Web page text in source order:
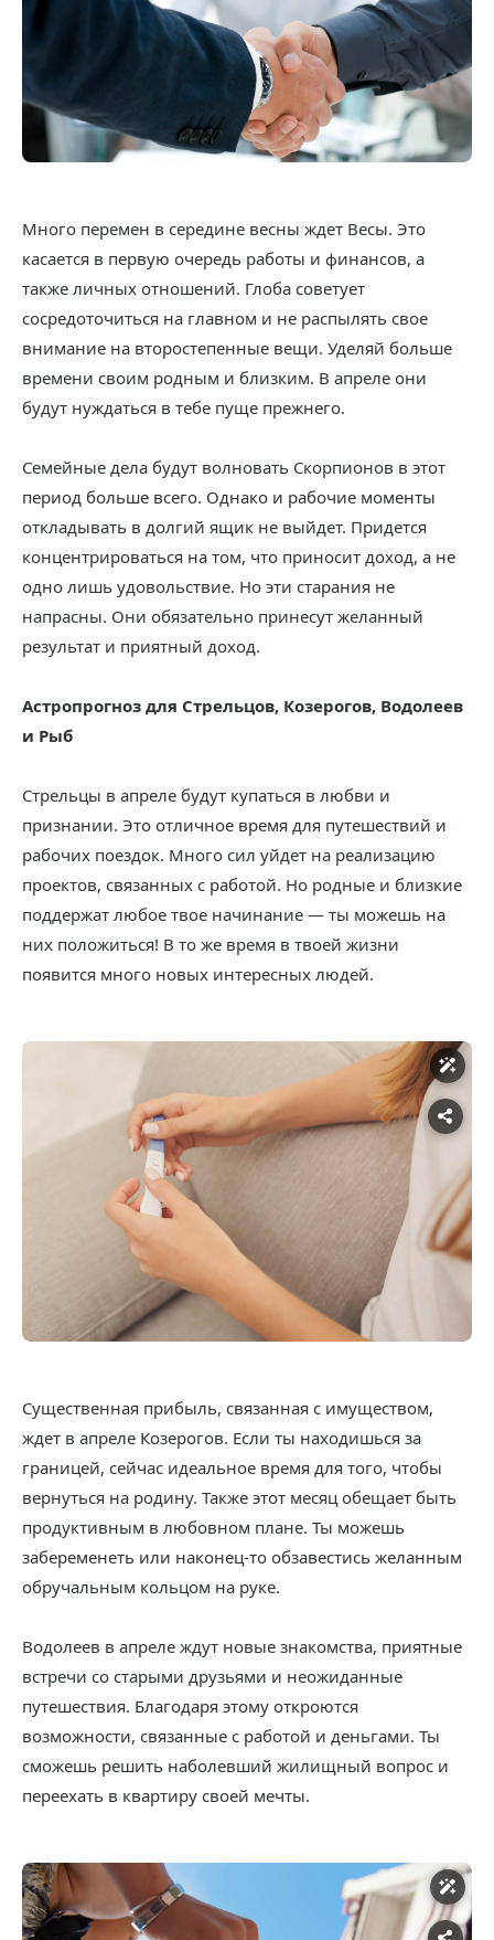
Много перемен в середине весны ждет Весы. Это
касается в первую очередь работы и финансов, а
также личных отношений. Глоба советует
сосредоточиться на главном и не распылять свое
внимание на второстепенные вещи. Уделяй больше
времени своим родным и близким. В апреле они
будут нуждаться в тебе пуще прежнего.
Семейные дела будут волновать Скорпионов в этот
период больше всего. Однако и рабочие моменты
откладывать в долгий ящик не выйдет. Придется
концентрироваться на том, что приносит доход, а не
одно лишь удовольствие. Но эти старания не
напрасны. Они обязательно принесут желанный
результат и приятный доход.
Астропрогноз для Стрельцов, Козерогов, Водолеев
и Рыб
Стрельцы в апреле будут купаться в любви и
признании. Это отличное время для путешествий и
рабочих поездок. Много сил уйдет на реализацию
проектов, связанных с работой. Но родные и близкие
поддержат любое твое начинание — ты можешь на
них положиться! В то же время в твоей жизни
появится много новых интересных людей.
Существенная прибыль, связанная с имуществом,
ждет в апреле Козерогов. Если ты находишься за
границей, сейчас идеальное время для того, чтобы
вернуться на родину. Также этот месяц обещает быть
продуктивным в любовном плане. Ты можешь
забеременеть или наконец-то обзавестись желанным
обручальным кольцом на руке.
Водолеев в апреле ждут новые знакомства, приятные
встречи со старыми друзьями и неожиданные
путешествия. Благодаря этому откроются
возможности, связанные с работой и деньгами. Ты
сможешь решить наболевший жилищный вопрос и
переехать в квартиру своей мечты.